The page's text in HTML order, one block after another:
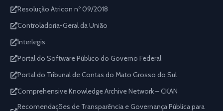
Resolução Atricon nº 09/2018
Controladoria-Geral da União
Interlegis
Portal do Software Público do Governo Federal
Portal do Tribunal de Contas do Mato Grosso do Sul
Comprehensive Knowledge Archive Network – CKAN
Recomendações de Transparência e Governança Pública para